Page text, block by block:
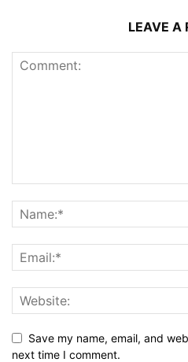
LEAVE A
Save my name, email, and
next time I comment.